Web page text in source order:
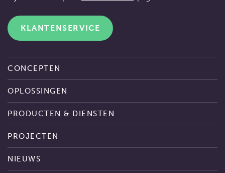
KLANTENSERVICE
CONCEPTEN
OPLOSSINGEN
PRODUCTEN & DIENSTEN
PROJECTEN
NIEUWS